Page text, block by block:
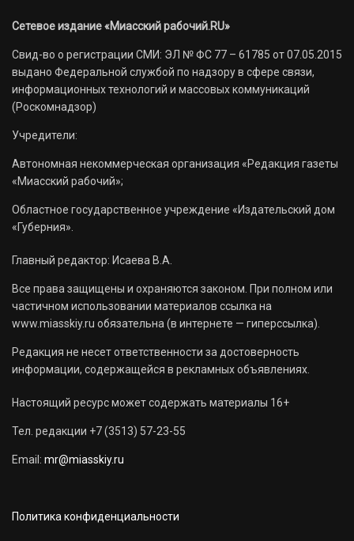
Сетевое издание «Миасский рабочий.RU»
Свид-во о регистрации СМИ: ЭЛ № ФС 77 – 61785 от 07.05.2015
выдано Федеральной службой по надзору в сфере связи,
информационных технологий и массовых коммуникаций
(Роскомнадзор)
Учредители:
Автономная некоммерческая организация «Редакция газеты
«Миасский рабочий»;
Областное государственное учреждение «Издательский дом
«Губерния».
Главный редактор: Исаева В.А.
Все права защищены и охраняются законом. При полном или
частичном использовании материалов ссылка на
www.miasskiy.ru обязательна (в интернете — гиперссылка).
Редакция не несет ответственности за достоверность
информации, содержащейся в рекламных объявлениях.
Настоящий ресурс может содержать материалы 16+
Тел. редакции +7 (3513) 57-23-55
Email: mr@miasskiy.ru
Политика конфиденциальности